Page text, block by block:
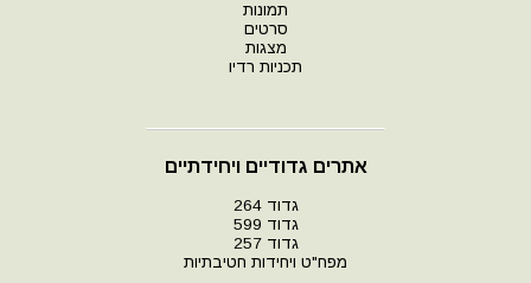
תמונות
סרטים
מצגות
תכניות רדיו
אתרים גדודיים ויחידתיים
גדוד 264
גדוד 599
גדוד 257
מפח"ט ויחידות חטיבתיות